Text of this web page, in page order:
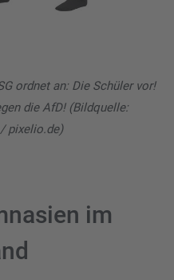
ordnet an: Die Schüler vor!
die AfD! (Bildquelle:
pixelio.de)
im